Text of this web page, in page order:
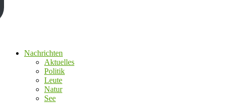
Nachrichten
Aktuelles
Politik
Leute
Natur
See